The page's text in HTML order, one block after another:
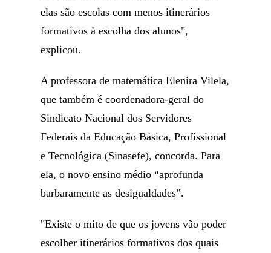
elas são escolas com menos itinerários
formativos à escolha dos alunos",
explicou.
A professora de matemática Elenira Vilela,
que também é coordenadora-geral do
Sindicato Nacional dos Servidores
Federais da Educação Básica, Profissional
e Tecnológica (Sinasefe), concorda. Para
ela, o novo ensino médio “aprofunda
barbaramente as desigualdades”.
"Existe o mito de que os jovens vão poder
escolher itinerários formativos dos quais